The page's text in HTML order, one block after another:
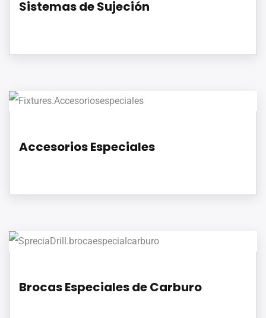
Sistemas de Sujeción
Accesorios Especiales
Brocas Especiales de Carburo